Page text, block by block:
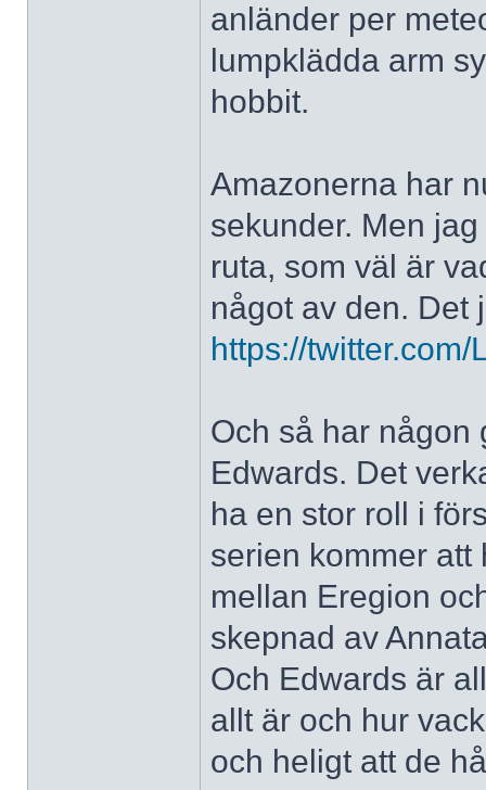
anländer per
lumpklädda arm
hobbit.
Amazonerna har
sekunder. Men
ruta, som väl är
något av den. Det
https://
Och så har någon
Edwards. Det
ha en stor roll i
serien kommer
mellan Eregion
skepnad av
Och Edwards är
allt är och hur
och heligt att de